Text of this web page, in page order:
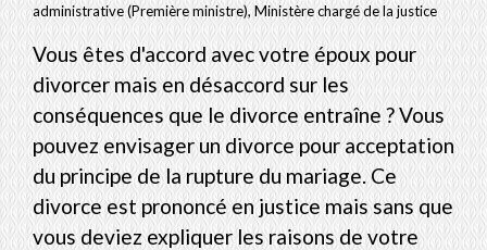
administrative (Première ministre), Ministère chargé de la justice
Vous êtes d'accord avec votre époux pour
divorcer mais en désaccord sur les
conséquences que le divorce entraîne ? Vous
pouvez envisager un divorce pour acceptation
du principe de la rupture du mariage. Ce
divorce est prononcé en justice mais sans que
vous deviez expliquer les raisons de votre